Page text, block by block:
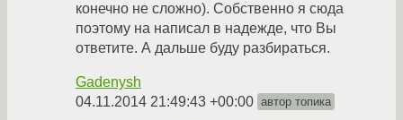
конечно не сложно). Собственно я сюда
поэтому на написал в надежде, что Вы
ответите. А дальше буду разбираться.
Gadenysh
04.11.2014 21:49:43 +00:00 автор топика